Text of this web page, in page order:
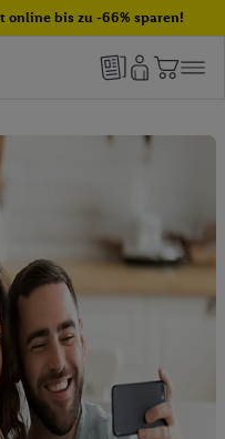
online bis zu -66% sparen!